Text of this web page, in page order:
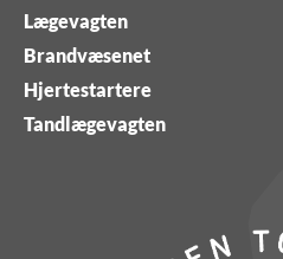
Lægevagten
Brandvæsenet
Hjertestartere
Tandlægevagten